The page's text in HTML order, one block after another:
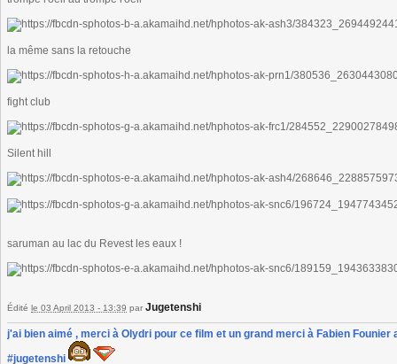
la même sans la retouche
fight club
Silent hill
saruman au lac du Revest les eaux !
Édité le 03 April 2013 - 13:39 par Jugetenshi
j'ai bien aimé , merci à Olydri pour ce film et un grand merci à Fabien
#jugetenshi